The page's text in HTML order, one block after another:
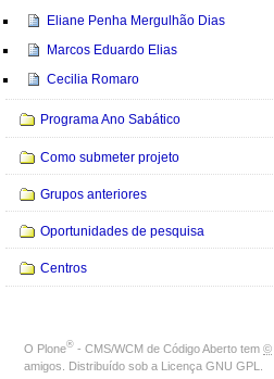
Eliane Penha Mergulhão Dias
Marcos Eduardo Elias
Cecilia Romaro
Programa Ano Sabático
Como submeter projeto
Grupos anteriores
Oportunidades de pesquisa
Centros
O Plone® - CMS/WCM de Código Aberto tem ©
amigos. Distribuído sob a Licença GNU GPL